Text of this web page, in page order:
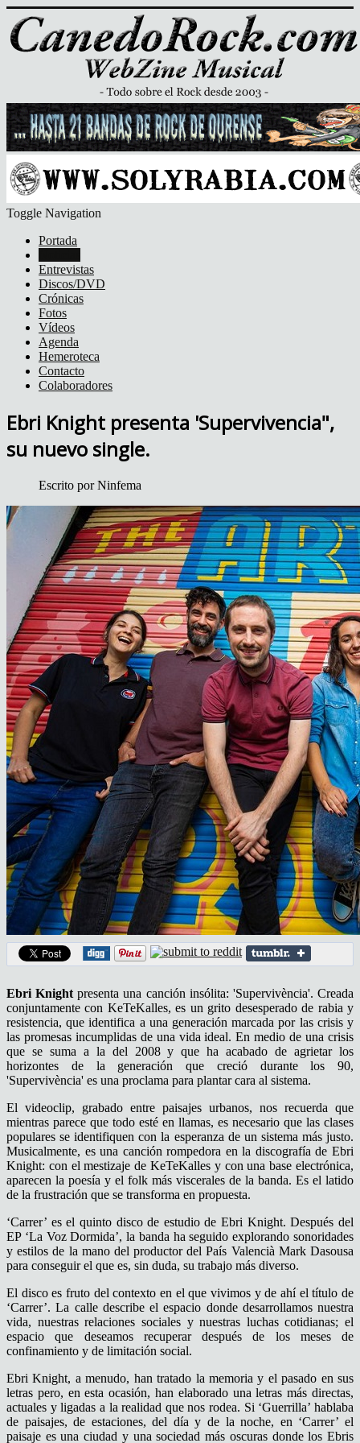
Toggle Navigation
Portada
Entrevistas
Discos/DVD
Crónicas
Fotos
Vídeos
Agenda
Hemeroteca
Contacto
Colaboradores
Ebri Knight presenta 'Supervivencia",
su nuevo single.
Escrito porNinfema
Ebri Knight presenta una canción insólita: 'Supervivència'. Creada
conjuntamente con KeTeKalles, es un grito desesperado de rabia y
resistencia, que identifica a una generación marcada por las crisis y
las promesas incumplidas de una vida ideal. En medio de una crisis
que se suma a la del 2008 y que ha acabado de agrietar los
horizontes de la generación que creció durante los 90,
'Supervivència' es una proclama para plantar cara al sistema.
El videoclip, grabado entre paisajes urbanos, nos recuerda que
mientras parece que todo esté en llamas, es necesario que las clases
populares se identifiquen con la esperanza de un sistema más justo.
Musicalmente, es una canción rompedora en la discografía de Ebri
Knight: con el mestizaje de KeTeKalles y con una base electrónica,
aparecen la poesía y el folk más viscerales de la banda. Es el latido
de la frustración que se transforma en propuesta.
‘Carrer’ es el quinto disco de estudio de Ebri Knight. Después del
EP ‘La Voz Dormida’, la banda ha seguido explorando sonoridades
y estilos de la mano del productor del País Valencià Mark Dasousa
para conseguir el que es, sin duda, su trabajo más diverso.
El disco es fruto del contexto en el que vivimos y de ahí el título de
‘Carrer’. La calle describe el espacio donde desarrollamos nuestra
vida, nuestras relaciones sociales y nuestras luchas cotidianas; el
espacio que deseamos recuperar después de los meses de
confinamiento y de limitación social.
Ebri Knight, a menudo, han tratado la memoria y el pasado en sus
letras pero, en esta ocasión, han elaborado una letras más directas,
actuales y ligadas a la realidad que nos rodea. Si ‘Guerrilla’ hablaba
de paisajes, de estaciones, del día y de la noche, en ‘Carrer’ el
paisaje es una ciudad y una sociedad más oscuras donde los Ebris